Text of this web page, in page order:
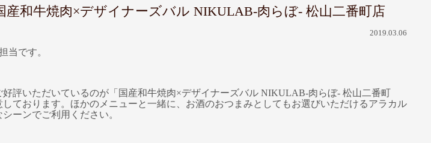
和牛焼肉×デザイナーズバル NIKULAB-肉らぼ- 松山二番町店
2019.03.06
当です。
評いただいているのが「国産和牛焼肉×デザイナーズバル NIKULAB-肉らぼ- 松山二番町
ております。ほかのメニューと一緒に、お酒のおつまみとしてもお選びいただけるアラカル
ーンでご利用ください。